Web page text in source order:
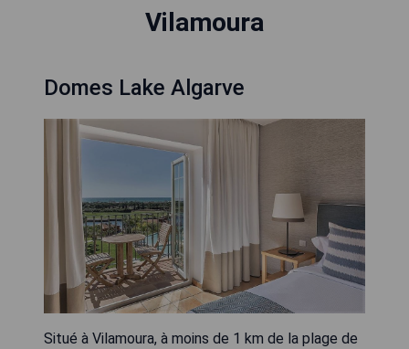
Vilamoura
Domes Lake Algarve
Situé à Vilamoura, à moins de 1 km de la plage de